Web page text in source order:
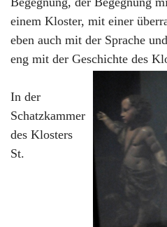
einem Kloster, mit einer
eben auch mit der Sprache
eng mit der Geschichte des
In der
Schatzkammer
des Klosters
St.